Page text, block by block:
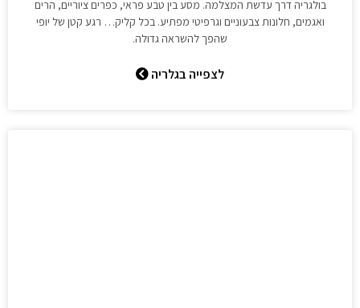
בולגריה דרך עדשת המצלמה. מסע בין טבע פראי, כפרים ציוריים, הרים
ואגמים, חלונות צבעוניים וגרפיטי מפתיע. בכל קליק… רגע קטן של יופי
שהפך להשראה גדולה.
לצפייה בגלריה